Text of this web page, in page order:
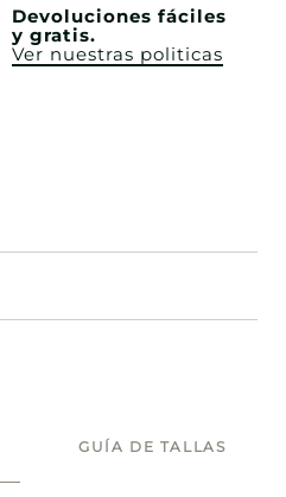
Devoluciones fáciles
y gratis.
Ver nuestras politicas
GUÍA DE TALLAS